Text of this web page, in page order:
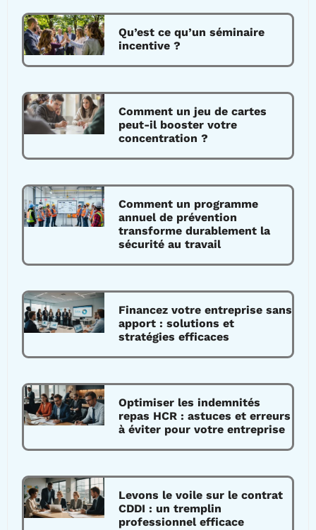
Qu’est ce qu’un séminaire
incentive ?
Comment un jeu de cartes
peut-il booster votre
concentration ?
Comment un programme
annuel de prévention
transforme durablement la
sécurité au travail
Financez votre entreprise sans
apport : solutions et
stratégies efficaces
Optimiser les indemnités
repas HCR : astuces et erreurs
à éviter pour votre entreprise
Levons le voile sur le contrat
CDDI : un tremplin
professionnel efficace